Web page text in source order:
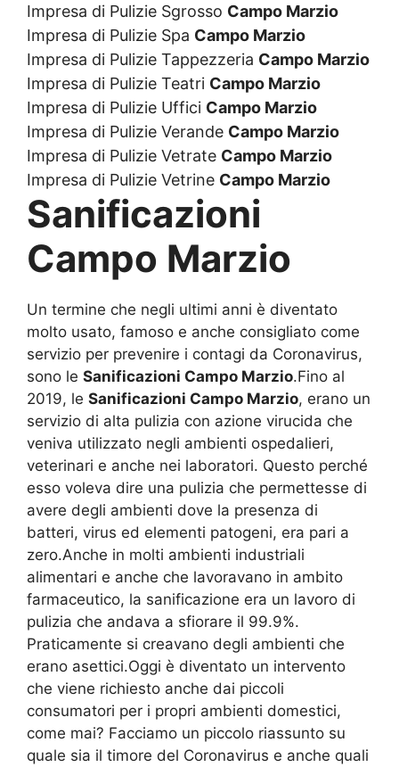
Impresa di Pulizie Sgrosso Campo Marzio
Impresa di Pulizie Spa Campo Marzio
Impresa di Pulizie Tappezzeria Campo Marzio
Impresa di Pulizie Teatri Campo Marzio
Impresa di Pulizie Uffici Campo Marzio
Impresa di Pulizie Verande Campo Marzio
Impresa di Pulizie Vetrate Campo Marzio
Impresa di Pulizie Vetrine Campo Marzio
Sanificazioni
Campo Marzio
Un termine che negli ultimi anni è diventato
molto usato, famoso e anche consigliato come
servizio per prevenire i contagi da Coronavirus,
sono le Sanificazioni Campo Marzio.Fino al
2019, le Sanificazioni Campo Marzio, erano un
servizio di alta pulizia con azione virucida che
veniva utilizzato negli ambienti ospedalieri,
veterinari e anche nei laboratori. Questo perché
esso voleva dire una pulizia che permettesse di
avere degli ambienti dove la presenza di
batteri, virus ed elementi patogeni, era pari a
zero.Anche in molti ambienti industriali
alimentari e anche che lavoravano in ambito
farmaceutico, la sanificazione era un lavoro di
pulizia che andava a sfiorare il 99.9%.
Praticamente si creavano degli ambienti che
erano asettici.Oggi è diventato un intervento
che viene richiesto anche dai piccoli
consumatori per i propri ambienti domestici,
come mai? Facciamo un piccolo riassunto su
quale sia il timore del Coronavirus e anche quali